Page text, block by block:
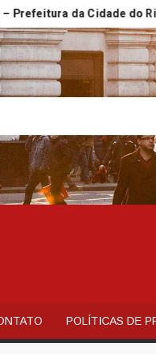
da Cidade do Rio de
POLÍTICAS DE